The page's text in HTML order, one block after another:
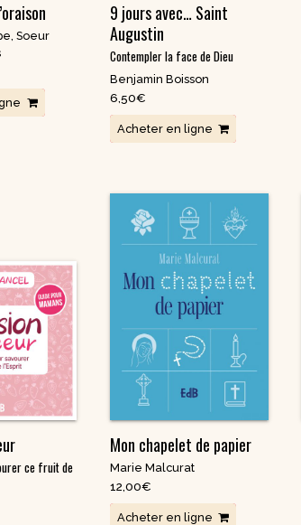
,Soeur
9 jours avec… Saint
Augustin
Contempler la face de Dieu
Benjamin Boisson
6,50€
Acheter en ligne
ce fruit de
Mon chapelet de papier
Marie Malcurat
12,00€
Acheter en ligne